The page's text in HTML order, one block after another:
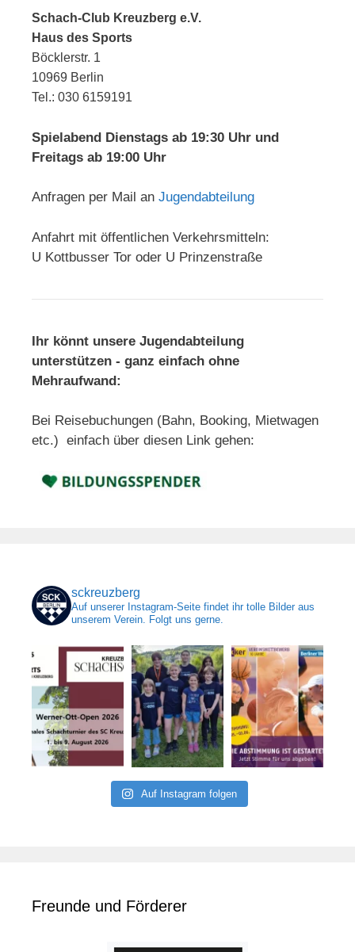
Schach-Club Kreuzberg e.V.
Haus des Sports
Böcklerstr. 1
10969 Berlin
Tel.: 030 6159191
Spielabend Dienstags ab 19:30 Uhr und
Freitags ab 19:00 Uhr
Anfragen per Mail an Jugendabteilung
Anfahrt mit öffentlichen Verkehrsmitteln:
U Kottbusser Tor oder U Prinzenstraße
Ihr könnt unsere Jugendabteilung
unterstützen - ganz einfach ohne
Mehraufwand:
Bei Reisebuchungen (Bahn, Booking, Mietwagen
etc.) einfach über diesen Link gehen:
sckreuzberg
Auf unserer Instagram-Seite findet ihr tolle Bilder aus
unserem Verein. Folgt uns gerne.
Auf Instagram folgen
Freunde und Förderer